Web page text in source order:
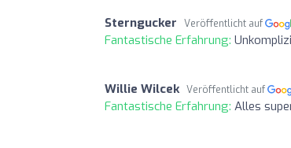
Sterngucker Veröffentlicht auf
Fantastische Erfahrung:
Willie Wilcek Veröffentlicht auf
Fantastische Erfahrung: Alles